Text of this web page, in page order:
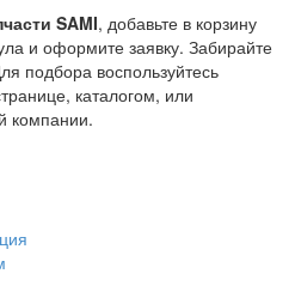
SAMI, добавьте в корзину
и оформите заявку. Забирайте
подбора воспользуйтесь
каталогом, или
компании.